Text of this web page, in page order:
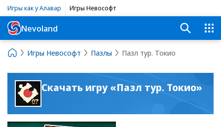
Игры как у Алавар Игры Невософт
Nevoland
Игры Невософт Пазлы Пазл тур. Токио
Скачать игру «Пазл тур. Токио»